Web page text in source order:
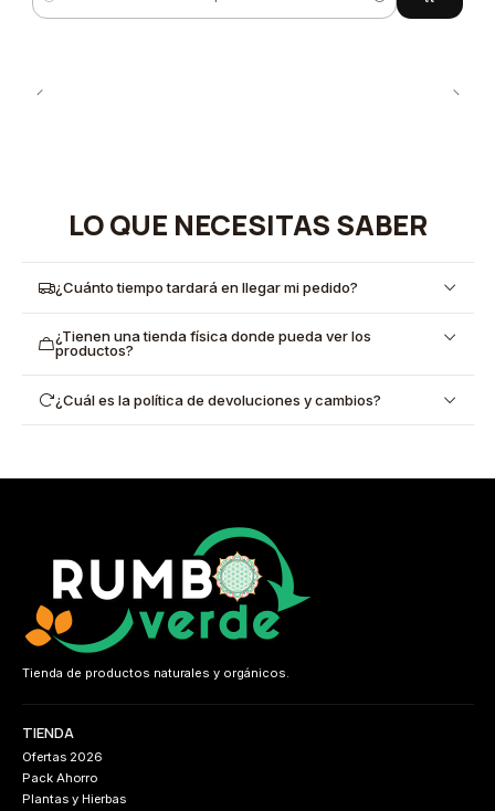
Cantidad
LO QUE NECESITAS SABER
¿Cuánto tiempo tardará en llegar mi pedido?
¿Tienen una tienda física donde pueda ver los
productos?
¿Cuál es la política de devoluciones y cambios?
Tienda de productos naturales y orgánicos.
TIENDA
Ofertas 2026
Pack Ahorro
Plantas y Hierbas